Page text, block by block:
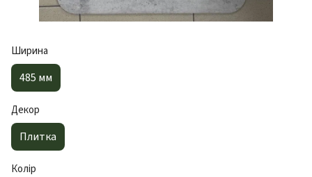
Ширина
485 мм
Декор
Плитка
Колір